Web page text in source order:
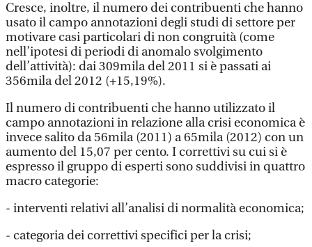
Cresce, inoltre, il numero dei contribuenti che hanno
usato il campo annotazioni degli studi di settore per
motivare casi particolari di non congruità (come
nell’ipotesi di periodi di anomalo svolgimento
dell’attività): dai 309mila del 2011 si è passati ai
356mila del 2012 (+15,19%).
Il numero di contribuenti che hanno utilizzato il
campo annotazioni in relazione alla crisi economica è
invece salito da 56mila (2011) a 65mila (2012) con un
aumento del 15,07 per cento. I correttivi su cui si è
espresso il gruppo di esperti sono suddivisi in quattro
macro categorie:
- interventi relativi all’analisi di normalità economica;
- categoria dei correttivi specifici per la crisi;